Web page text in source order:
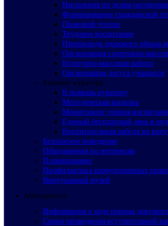
Инспекция по делам
Формирование гражданской
Правовой уголок
Трудовое воспитание
Пропаганда здорового образа
Организация спортивно-
Культурно-массовая работа
Организация досуга учащихся
Кабинет куратора
В помощь куратору
Методическая копилка
Мониторинг уровня
Единый бесплатный день в
Воспитательная работа во
Безопасное поведение
Объединения по интересам
Планирование
Профилактика коррупционных
Виртуальный музей
Абитуриенту
Информация о ходе приема
Сроки проведения вступительной